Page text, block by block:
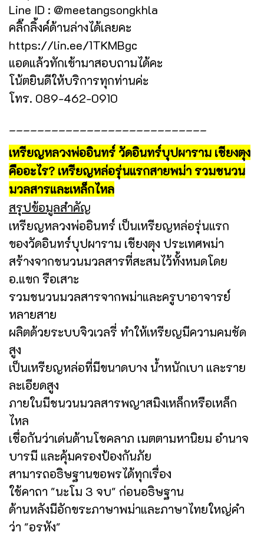
Line ID : @meetangsongkhla
คลิ๊กลิ้งค์ด้านล่างได้เลยคะ
https://lin.ee/1TKMBgc
แอดแล้วทักเข้ามาสอบถามได้คะ
โน้ตยินดีให้บริการทุกท่านค่ะ
โทร. 089-462-0910
เหรียญหลวงพ่ออินทร์ วัดอินทร์บุปผาราม เชียงตุง
คืออะไร? เหรียญหล่อรุ่นแรกสายพม่า รวมชนวน
มวลสารและเหล็กไหล
สรุปข้อมูลสำคัญ
เหรียญหลวงพ่ออินทร์ เป็นเหรียญหล่อรุ่นแรก
ของวัดอินทร์บุปผาราม เชียงตุง ประเทศพม่า
สร้างจากชนวนมวลสารที่สะสมไว้ทั้งหมดโดย
อ.แขก รือเสาะ
รวมชนวนมวลสารจากพม่าและครูบาอาจารย์
หลายสาย
ผลิตด้วยระบบจิวเวลรี่ ทำให้เหรียญมีความคมชัด
สูง
เป็นเหรียญหล่อที่มีขนาดบาง น้ำหนักเบา และราย
ละเอียดสูง
ภายในมีชนวนมวลสารพญาสมิงเหล็กหรือเหล็ก
ไหล
เชื่อกันว่าเด่นด้านโชคลาภ เมตตามหานิยม อำนาจ
บารมี และคุ้มครองป้องกันภัย
สามารถอธิษฐานขอพรได้ทุกเรื่อง
ใช้คาถา "นะโม 3 จบ" ก่อนอธิษฐาน
ด้านหลังมีอักขระภาษาพม่าและภาษาไทยใหญ่คำ
ว่า "อรหัง"